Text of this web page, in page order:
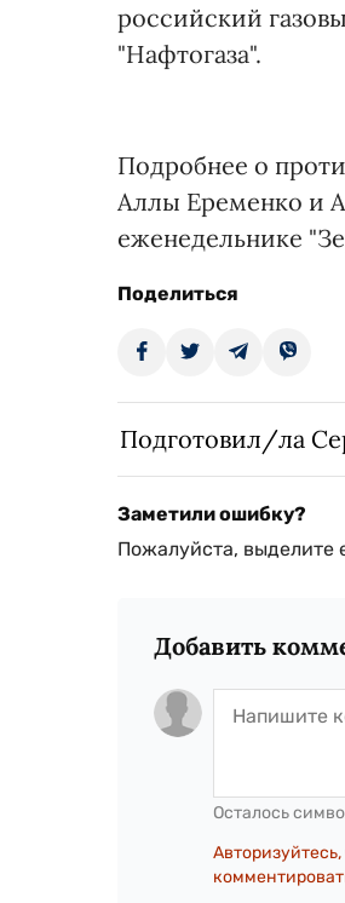
российский
"Нафтогаза".
Подробнее о
Аллы Еременко и
еженедельнике
Поделиться
Подготовил/ла
Заметили ошибку?
Пожалуйста,
Добавить
Осталось